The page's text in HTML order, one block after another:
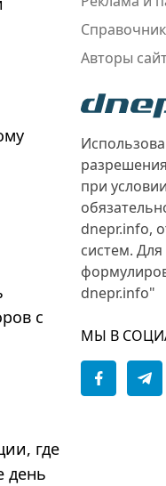
с
где
день
Авторы
при
dnepr.info,
систем.
dnepr.info"
МЫ В